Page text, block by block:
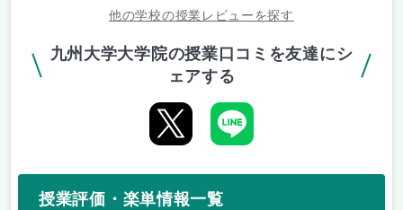
他の学校の授業レビューを探す
九州大学大学院の授業口コミを友達にシ
ェアする
授業評価・楽単情報一覧